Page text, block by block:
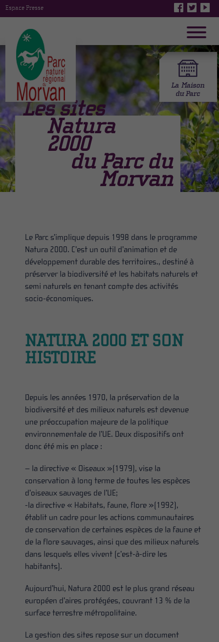
Espace Presse
Les sites
Natura
2000
du Parc du
Morvan
Le Parc s’implique depuis 1998 dans le programme
Natura 2000. C’est un outil d’animation et de
développement durable des territoires., destiné à
préserver la biodiversité et les habitats naturels et
semi naturels en tenant compte des activités
socio-économiques.
NATURA 2000 ET SON
HISTOIRE
Depuis les années 1970, la préservation de la
biodiversité et des milieux naturels est devenue
une préoccupation majeure de la politique
environnementale de l’UE. Deux dispositifs ont
donc été mis en place :
– la directive « Oiseaux »(1979), vise la
conservation à long terme de toutes les espèces
d’oiseaux sauvages de l’UE;
-la directive « Habitats, faune, flore »(1992),
établit un cadre pour les actions communautaires
de conservation de certaines espèces de la faune et
de la flore sauvages, ainsi que des milieux naturels
dans lesquels elles vivent (c’est-à-dire les
habitants).
Aujourd’hui, Natura 2000 est le plus grand réseau
européen d’aires protégées, couvrant 13 % de la
surface terrestre métropolitaine.
La gestion des sites repose sur un document